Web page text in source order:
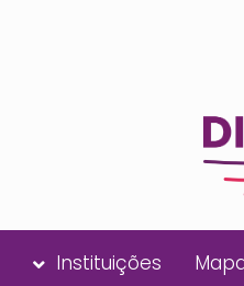
Instituições